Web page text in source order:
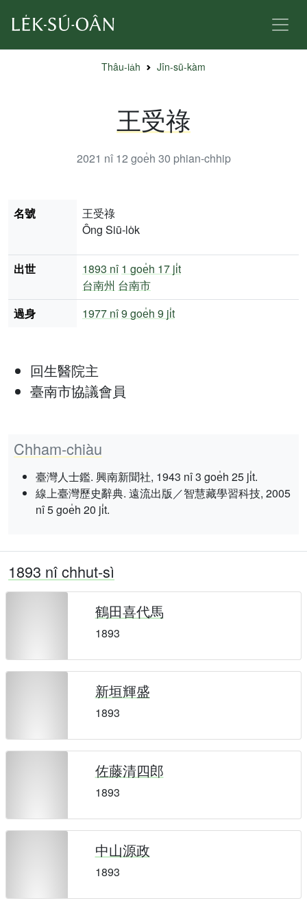
Thâu-ia̍h Jîn-sū-kàm
王受祿
2021 nî 12 goe̍h 30 phian-chhip
回生醫院主
臺南市協議會員
Chham-chiàu
臺灣人士鑑. 興南新聞社, 1943 nî 3 goe̍h 25 ji̍t.
線上臺灣歷史辭典. 遠流出版／智慧藏學習科技, 2005
nî 5 goe̍h 20 ji̍t.
名號
王受祿
Ông Siū-lo̍k
出世 1893 nî 1 goe̍h 17 ji̍t
台南州 台南市
過身
1977 nî9 goe̍h 9 ji̍t
1893 nî chhut-sì
鶴田喜代馬
1893
新垣輝盛
1893
佐藤清四郎
1893
中山源政
1893